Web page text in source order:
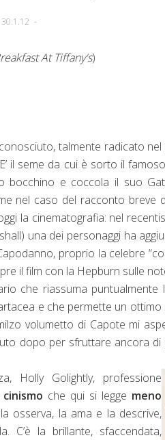
30.1.12 -
At Tiffany's)
talmente radicato
il seme da cui è sorto il
bocchino e coccola il suo
nel caso del racconto breve
la cinematografia: nel
una dei personaggi ha
proprio la celebre
il film con la Hepburn sulle
che riassuma
e che permette un
volumetto di Capote mi
dopo per sfruttare ancora
Holly Golightly, professione
che qui si legge meno
osserva, la ama e la descrive,
C’è la brillante, sfaccendata,